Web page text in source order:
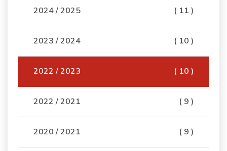
2024 / 2025 ( 11 )
2023 / 2024 ( 10 )
2022 / 2023 ( 10 )
2022 / 2021 ( 9 )
2020 / 2021 ( 9 )